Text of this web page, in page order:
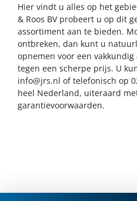
Hier vindt u alles op het
& Roos BV probeert u op dit
assortiment aan te bieden.
ontbreken, dan kunt u
opnemen voor een
tegen een scherpe prijs. U
info@jrs.nl of telefonisch op
heel Nederland, uiteraard
garantievoorwaarden.